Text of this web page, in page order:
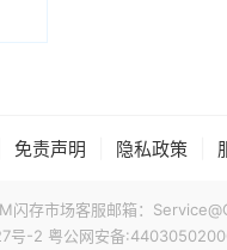
免责声明 隐私政策
闪存市场客服邮箱：
号-2 粤公网安备